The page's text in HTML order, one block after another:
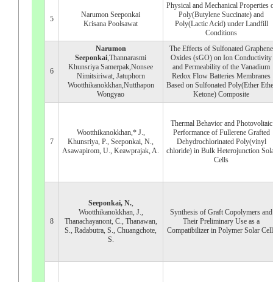
5
Narumon Seeponkai
Krisana Poolsawat
Physical and Mechanical Properties
Poly(Butylene Succinate) and
Poly(Lactic Acid) under Landfill
Conditions
6
Narumon
Seeponkai ,Thannarasmi
Khunsriya Samerpak,Nonsee
Nimitsiriwat, Jatuphorn
Wootthikanokkhan,Nutthapon
Wongyao
The Effects of Sulfonated Graphene
Oxides (sGO) on Ion Conductivity
and Permeability of the Vanadium
Redox Flow Batteries Membranes
Based on Sulfonated Poly(Ether
Ketone) Composite
7
Wootthikanokkhan,* J.,
Khunsriya, P., Seeponkai, N.,
Asawapirom, U., Keawprajak, A.
Thermal Behavior and Photovoltaic
Performance of Fullerene Grafted
Dehydrochlorinated Poly(vinyl
chloride) in Bulk Heterojunction
Cells
8
Seeponkai, N.,
Wootthikanokkhan, J.,
Thanachayanont, C., Thanawan,
S., Radabutra, S., Chuangchote,
S.
Synthesis of Graft Copolymers and
Their Preliminary Use as a
Compatibilizer in Polymer Solar